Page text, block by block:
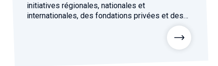
initiatives régionales, nationales et
internationales, des fondations privées et des